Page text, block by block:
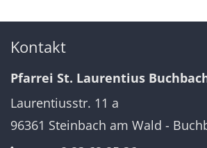
Kontakt
Pfarrei St. Laurentius
Laurentiusstr. 11 a
96361 Steinbach am Wald -